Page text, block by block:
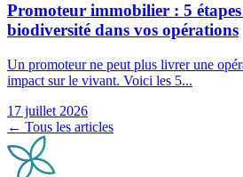
Promoteur immobilier : 5
biodiversité dans vos opérations
Un promoteur ne peut plus livrer une
impact sur le vivant. Voici les 5...
17 juillet 2026
← Tous les articles